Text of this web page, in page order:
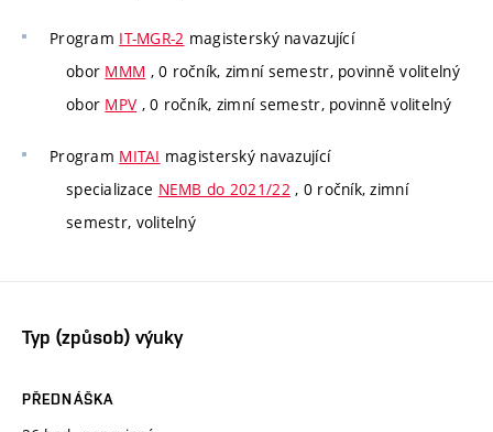
Program IT-MGR-2 magisterský navazující
obor MMM , 0 ročník, zimní semestr, povinně volitelný
obor MPV , 0 ročník, zimní semestr, povinně volitelný
Program MITAI magisterský navazující
specializace NEMB do 2021/22, 0 ročník, zimní
semestr, volitelný
Typ (způsob) výuky
PŘEDNÁŠKA